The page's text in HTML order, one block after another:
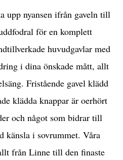
upp nyansen ifrån gaveln till
för en komplett
huvudgavlar med
i dina önskade mått, allt
Fristående gavel klädd
klädda knappar är oerhört
och något som bidrar till
känsla i sovrummet. Våra
från Linne till den finaste